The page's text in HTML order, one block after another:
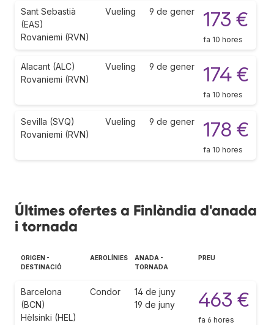
Sant Sebastià
(EAS)
Rovaniemi (RVN)
Vueling 9 de gener 173 €
fa 10 hores
Alacant (ALC)
Rovaniemi (RVN)
Vueling 9 de gener 174 €
fa 10 hores
Sevilla (SVQ)
Rovaniemi (RVN)
Vueling 9 de gener 178 €
fa 10 hores
Últimes ofertes a Finlàndia d'anada
i tornada
ORIGEN -
DESTINACIÓ
AEROLÍNIES
ANADA -
TORNADA
PREU
Barcelona
(BCN)
Hèlsinki (HEL)
Condor
14 de juny
19 de juny
463 €
fa 6 hores